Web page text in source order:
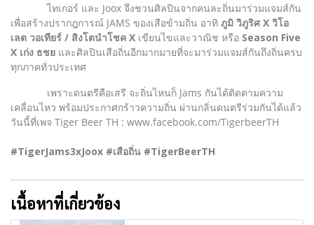
ไทเกอร์ และ Joox จึงชวนศิลปินจากคนละถิ่นมาร่วมแจมส์กัน
เพื่อสร้างปรากฎการณ์ JAMS ของเสือข้ามถิ่น อาทิ ภูมิ วิภูริศ X วิโอ
เลต วอเทียร์ / สิงโตนำโชค X เขียนไขและวาณิช หรือ Season Five
X เก่ง ธชย และศิลปินเสือถิ่นอีกมากมายที่จะมาร่วมแจมส์กันถึงถิ่นครบ
ทุกภาคทั่วประเทศ
เพราะดนตรีคือเสรี จะถิ่นไหนก็ Jams กันได้ติดตามความ
เคลื่อนไหว พร้อมประกาศกร้าวความถิ่น ผ่านกลิ่นดนตรีร่วมกันได้แล้ว
วันนี้ที่เพจ Tiger Beer TH : www.facebook.com/TigerbeerTH
#TigerJams3xJoox #เสือถิ่น #TigerBeerTH
เนื้อหาที่เกี่ยวข้อง